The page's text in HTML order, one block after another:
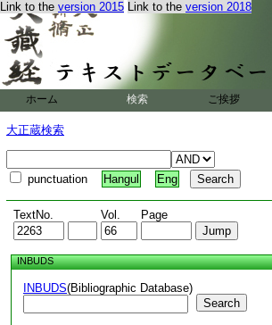
Link to the version 2015 Link to the version 2018
ホーム 検索 ご挨拶
大正蔵検索
punctuation Hangul Eng
TextNo. Vol. Page
INBUDS
INBUDS(Bibliographic Database)
Search